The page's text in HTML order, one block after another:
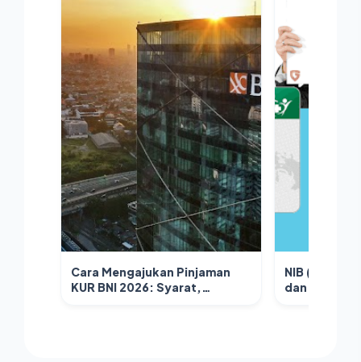
Cara Mengajukan Pinjaman
KUR BNI 2026: Syarat,
NIB (Nomor
dan NPWP